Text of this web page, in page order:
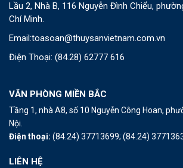
Lầu 2, Nhà B, 116 Nguyễn Đình Chiểu,
Chí Minh.
Email:toasoan@thuysanvietnam.com.vn
Điện Thoại: (84.28) 62777 616
VĂN PHÒNG MIỀN BẮC
Tầng 1, nhà A8, số 10 Nguyễn Công Hoan,
Nội.
Điện thoại: (84.24) 37713699; (84.24)
LIÊN HỆ